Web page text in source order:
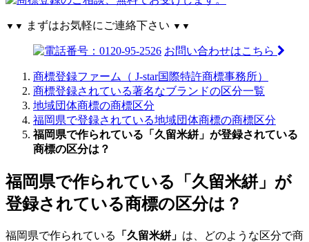
▼▼ まずはお気軽にご連絡下さい ▼▼
お問い合わせはこちら
商標登録ファーム（ J-star国際特許商標事務所）
商標登録されている著名なブランドの区分一覧
地域団体商標の商標区分
福岡県で登録されている地域団体商標の商標区分
福岡県で作られている「久留米絣」が登録されている
商標の区分は？
福岡県で作られている「久留米絣」が
登録されている商標の区分は？
福岡県で作られている 「久留米絣」 は、どのような区分で商